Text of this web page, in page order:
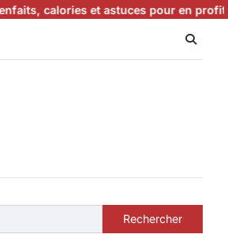
et astuces pour en profiterQue
Rechercher